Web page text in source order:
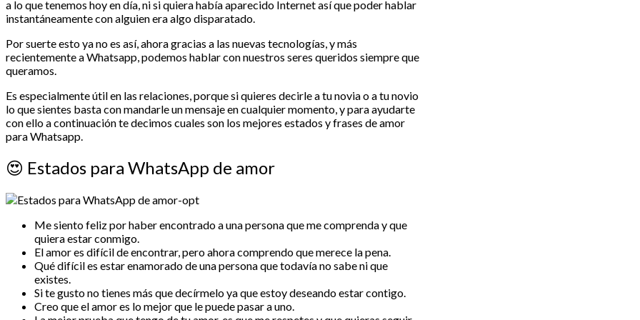
a lo que tenemos hoy en día, ni si quiera había aparecido Internet así que poder hablar
instantáneamente con alguien era algo disparatado.
Por suerte esto ya no es así, ahora gracias a las nuevas tecnologías, y más
recientemente a Whatsapp, podemos hablar con nuestros seres queridos siempre que
queramos.
Es especialmente útil en las relaciones, porque si quieres decirle a tu novia o a tu novio
lo que sientes basta con mandarle un mensaje en cualquier momento, y para ayudarte
con ello a continuación te decimos cuales son los mejores estados y frases de amor
para Whatsapp.
😍 Estados para WhatsApp de amor
Me siento feliz por haber encontrado a una persona que me comprenda y que
quiera estar conmigo.
El amor es difícil de encontrar, pero ahora comprendo que merece la pena.
Qué difícil es estar enamorado de una persona que todavía no sabe ni que
existes.
Si te gusto no tienes más que decírmelo ya que estoy deseando estar contigo.
Creo que el amor es lo mejor que le puede pasar a uno.